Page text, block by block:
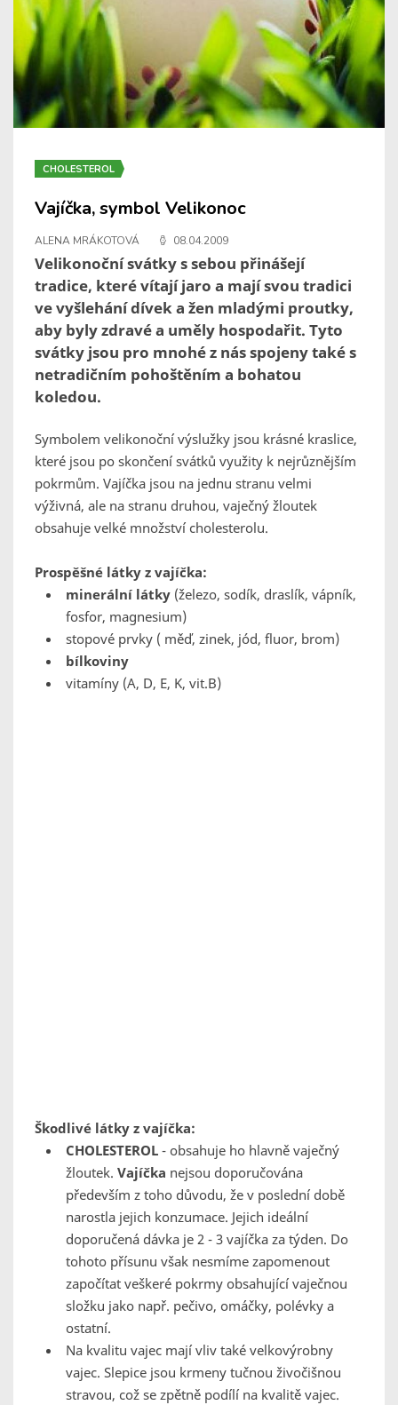
CHOLESTEROL
Vajíčka, symbol Velikonoc
ALENA MRÁKOTOVÁ 08.04.2009
Velikonoční svátky s sebou přinášejí
tradice, které vítají jaro a mají svou tradici
ve vyšlehání dívek a žen mladými proutky,
aby byly zdravé a uměly hospodařit. Tyto
svátky jsou pro mnohé z nás spojeny také s
netradičním pohoštěním a bohatou
koledou.
Symbolem velikonoční výslužky jsou krásné kraslice,
které jsou po skončení svátků využity k nejrůznějším
pokrmům. Vajíčka jsou na jednu stranu velmi
výživná, ale na stranu druhou, vaječný žloutek
obsahuje velké množství cholesterolu.
Prospěšné látky z vajíčka:
minerální látky (železo, sodík, draslík, vápník,
fosfor, magnesium)
stopové prvky ( měď, zinek, jód, fluor, brom)
bílkoviny
vitamíny (A, D, E, K, vit.B)
Škodlivé látky z vajíčka:
CHOLESTEROL - obsahuje ho hlavně vaječný
žloutek. Vajíčka nejsou doporučována
především z toho důvodu, že v poslední době
narostla jejich konzumace. Jejich ideální
doporučená dávka je 2 - 3 vajíčka za týden. Do
tohoto přísunu však nesmíme zapomenout
započítat veškeré pokrmy obsahující vaječnou
složku jako např. pečivo, omáčky, polévky a
ostatní.
Na kvalitu vajec mají vliv také velkovýrobny
vajec. Slepice jsou krmeny tučnou živočišnou
stravou, což se zpětně podílí na kvalitě vajec.